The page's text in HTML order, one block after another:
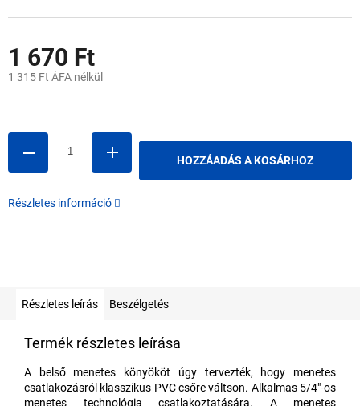
1 670 Ft
1 315 Ft ÁFA nélkül
HOZZÁADÁS A KOSÁRHOZ
Részletes információ
Részletes leírás Beszélgetés
Termék részletes leírása
A belső menetes könyököt úgy tervezték, hogy menetes
csatlakozásról klasszikus PVC csőre váltson. Alkalmas 5/4"-os
menetes technológia csatlakoztatására. A menetes